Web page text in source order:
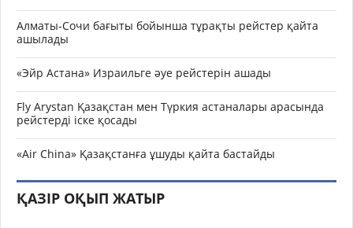
Алматы-Сочи бағыты бойынша тұрақты рейстер қайта
ашылады
«Эйр Астана» Израильге әуе рейстерін ашады
Fly Arystan Қазақстан мен Түркия астаналары арасында
рейстерді іске қосады
«Air China» Қазақстанға ұшуды қайта бастайды
ҚАЗІР ОҚЫП ЖАТЫР